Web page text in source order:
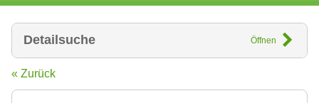
Detailsuche Öffnen
« Zurück